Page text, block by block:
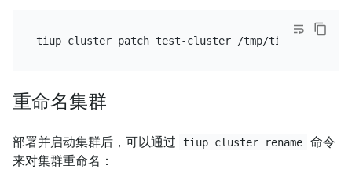
重命名集群
部署并启动集群后，可以通过 tiup cluster rename
命令
来对集群重命名：